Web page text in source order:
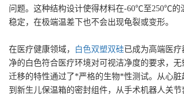
问题。这种结构设计使得材料在-60℃至250℃的
稳定，在极端温差下也不会出现龟裂或变形。
在医疗健康领域， 白色双塑双硅已成为高端医
净的白色符合医疗环境对可视洁净度的要求，
迁移的特性通过了*严格的生物*性测试。从心脏
到新生儿保温箱的密封组件，从手术机器人关